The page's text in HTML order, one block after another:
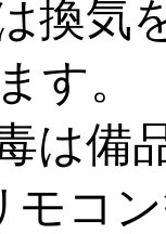
換気
す。
は
モコ